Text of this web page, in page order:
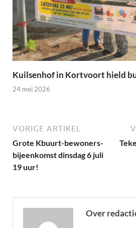
Kuilsenhof in Kortvoort hield
24 mei 2026
VORIGE ARTIKEL
Grote Kbuurt-bewoners-
bijeenkomst dinsdag 6 juli
19 uur!
Over